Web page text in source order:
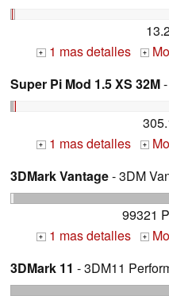
+ 1 mas detalles +
Super Pi Mod 1.5 XS 32M
+ 1 mas detalles +
3DMark Vantage- 3DM
99321
+ 1 mas detalles +
3DMark 11 - 3DM11